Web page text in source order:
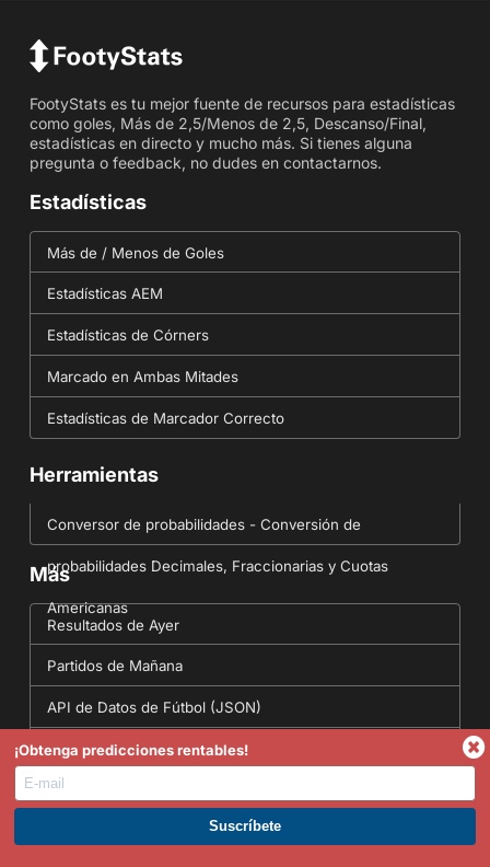
FootyStats es tu mejor fuente de recursos para estadísticas
como goles, Más de 2,5/Menos de 2,5, Descanso/Final,
estadísticas en directo y mucho más. Si tienes alguna
pregunta o feedback, no dudes en contactarnos.
Estadísticas
Más de / Menos de Goles
Estadísticas AEM
Estadísticas de Córners
Marcado en Ambas Mitades
Estadísticas de Marcador Correcto
Herramientas
Conversor de probabilidades - Conversión de
probabilidades Decimales, Fraccionarias y Cuotas
Americanas
Más
Resultados de Ayer
Partidos de Mañana
API de Datos de Fútbol (JSON)
Predicciones
English Site
SíguenosÚNETE A PREMIUM. GANA AHORA.
¡Obtenga predicciones rentables!